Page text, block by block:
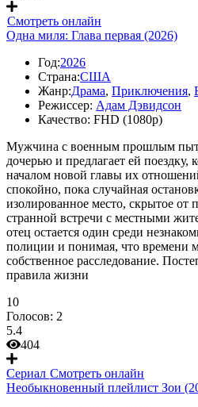
Смотреть онлайн
Одна миля: Глава первая (2026)
Год:2026
Страна:США
Жанр:Драма, Приключения,
Режиссер: Адам Дэвидсон
Качество: FHD (1080p)
Мужчина с военным прошлым
дочерью и предлагает ей поездку,
началом новой главы их
спокойно, пока случайная
изолированное место, скрытое от
странной встречи с местными
отец остается один среди
полиции и понимая, что времени
собственное расследование.
правила жизни
10
Голосов: 2
5.4
404
Сериал Смотреть онлайн
Необыкновенный плейлист Зои